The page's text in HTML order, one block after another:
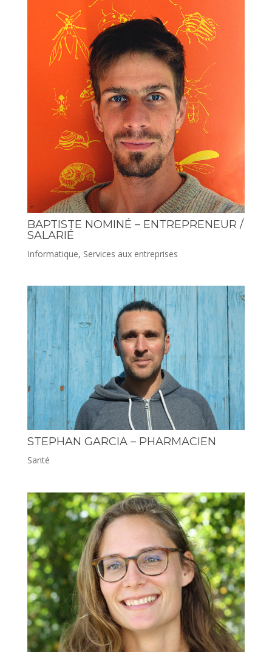
BAPTISTE NOMINÉ – ENTREPRENEUR /
SALARIÉ
Informatique, Services aux entreprises
STEPHAN GARCIA – PHARMACIEN
Santé